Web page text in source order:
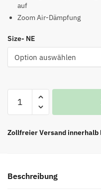
auf
Zoom Air-Dämpfung
Size- NE
Kobe
Lakers
Zollfreier Versand innerhalb
Beschreibung